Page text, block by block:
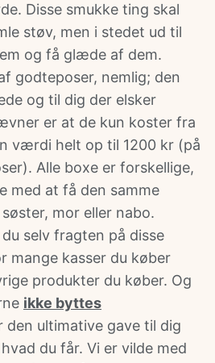
Disse smukke ting skal
støv, men i stedet ud til
og få glæde af dem.
godteposer, nemlig; den
og til dig der elsker
er at de kun koster fra
værdi helt op til 1200 kr (på
Alle boxe er forskellige,
med at få den samme
mor eller nabo.
selv fragten på disse
mange kasser du køber
produkter du køber. Og
ikke byttes
den ultimative gave til dig
du får. Vi er vilde med